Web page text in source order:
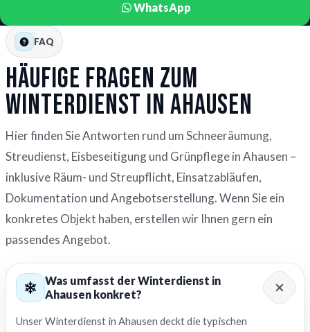
WhatsApp
FAQ
Häufige Fragen zum
Winterdienst in Ahausen
Hier finden Sie Antworten rund um Schneeräumung,
Streudienst, Eisbeseitigung und Grünpflege in Ahausen –
inklusive Räum- und Streupflicht, Einsatzabläufen,
Dokumentation und Angebotserstellung. Wenn Sie ein
konkretes Objekt haben, erstellen wir Ihnen gern ein
passendes Angebot.
Was umfasst der Winterdienst in
Ahausen konkret?
Unser Winterdienst in Ahausen deckt die typischen